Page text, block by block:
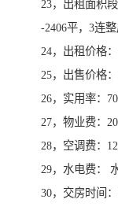
23，出租面积
-2406平，3连整
24，出租价格
25，出售价格
26，实用率：
27，物业费：
28，空调费：
29，水电费：
30，交房时间